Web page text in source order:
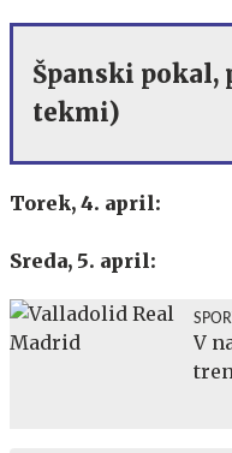
Španski
tekmi)
Torek, 4. april:
Sreda, 5. april:
V